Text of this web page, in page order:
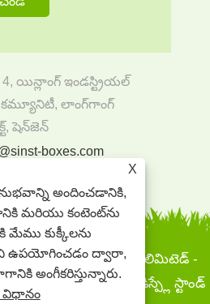
యిన్లాంగ్ ఇండస్ట్రియల్
లాంగ్‌గాంగ్
షెన్‌జెన్
boxes.com
అండ్ ప్యాకేజింగ్ కో., లిమిటెడ్ -
పేపర్ బాక్స్‌లు, కార్డ్‌బోర్డ్ డిస్ప్లే స్టాండ్
X
అందించడానికి,
మరియు కంటెంట్‌ను
మేము కుక్కీలను
ఉపయోగించడం ద్వారా,
అంగీకరిస్తున్నారు.